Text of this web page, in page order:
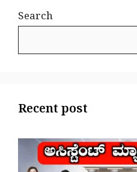
Search
Recent post